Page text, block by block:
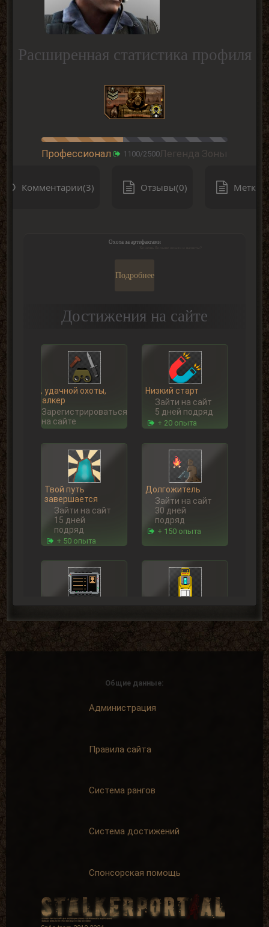
Расширенная статистика профиля
Профессионал 1100/2500Легенда Зоны
Комментарии(3) Отзывы(0)
Охота за артефактами
Хочешь больше опыта и валюты?
Подробнее
Достижения на сайте
Ну, удачной охоты,
Сталкер
Зарегистрироваться
на сайте
Низкий старт
Зайти на сайт
5 дней подряд
+ 20 опыта
Твой путь
завершается
Зайти на сайт
15 дней
подряд
+ 50 опыта
Долгожитель
Зайти на сайт
30 дней
подряд
+ 150 опыта
Super star
место в топе
пользователей
+ 100 опыта
Сталкерское чутье
артефактов
+ 15 опыта
Не могу молчать!
+ 5 опыта
На одном дыхании
Написать 100
комментариев
Пример для
Карьерист
Общие данные:
Администрация
Правила сайта
Система рангов
Система достижений
Спонсорская помощь